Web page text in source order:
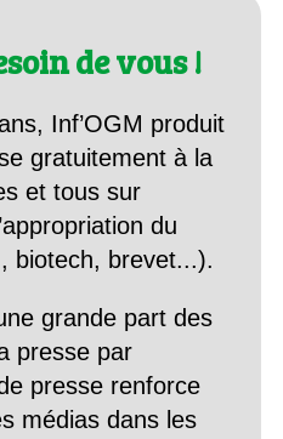
de vous !
Inf’OGM produit
gratuitement à la
et tous sur
du
biotech, brevet...).
grande part des
presse par
presse renforce
médias dans les